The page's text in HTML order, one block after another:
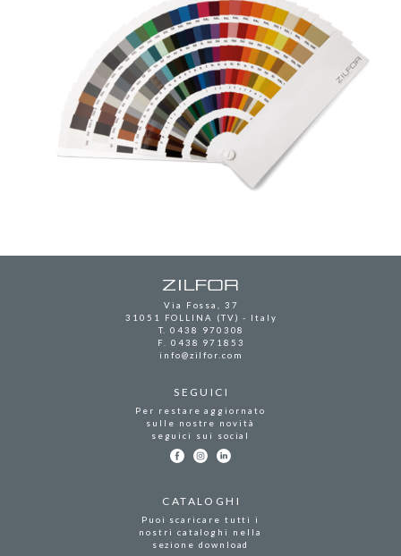
Via Fossa, 37
31051 FOLLINA (TV) - Italy
T.0438 970308
F. 0438 971853
info@zilfor.com
SEGUICI
Per restare aggiornato
sulle nostre novità
seguici sui social
CATALOGHI
Puoi scaricare tutti i
nostri cataloghi nella
sezione download